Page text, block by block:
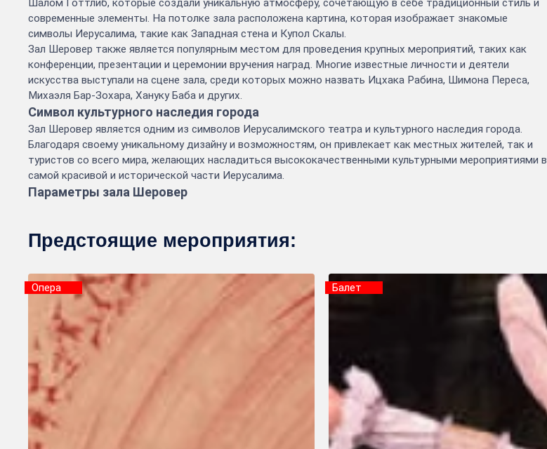
Шалом Готтлиб, которые создали уникальную атмосферу, сочетающую в себе традиционный стиль и
современные элементы. На потолке зала расположена картина, которая изображает знакомые
символы Иерусалима, такие как Западная стена и Купол Скалы.
Зал Шеровер также является популярным местом для проведения крупных мероприятий, таких как
конференции, презентации и церемонии вручения наград. Многие известные личности и деятели
искусства выступали на сцене зала, среди которых можно назвать Ицхака Рабина, Шимона Переса,
Михаэля Бар-Зохара, Хануку Баба и других.
Символ культурного наследия города
Зал Шеровер является одним из символов Иерусалимского театра и культурного наследия города.
Благодаря своему уникальному дизайну и возможностям, он привлекает как местных жителей, так и
туристов со всего мира, желающих насладиться высококачественными культурными мероприятиями в
самой красивой и исторической части Иерусалима.
Параметры зала Шеровер
Предстоящие мероприятия:
Опера Балет